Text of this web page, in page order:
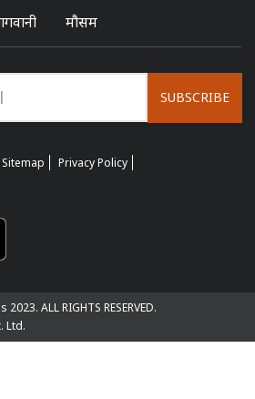
मौसम
SUBSCRIBE
Sitemap
Privacy Policy
ALL RIGHTS RESERVED.
Ltd.